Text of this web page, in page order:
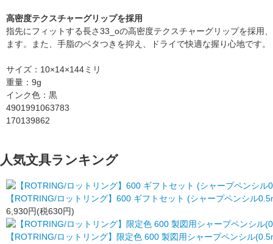
高密度テクスチャーグリップを採用
指先にフィットする長さ33_oの高密度テクスチャーグリップを採用
ます。また、手脂のベタつきを抑え、ドライで快適な握り心地です。
サイズ：10×14×144ミリ
重量：9g
インク色：黒
4901991063783
170139862
人気文具ランキング
【ROTRING/ロットリング】600 ギフトセット (シャープペンシル
6,930円(税630円)
【ROTRING/ロットリング】限定色 600 製図用シャープペンシル